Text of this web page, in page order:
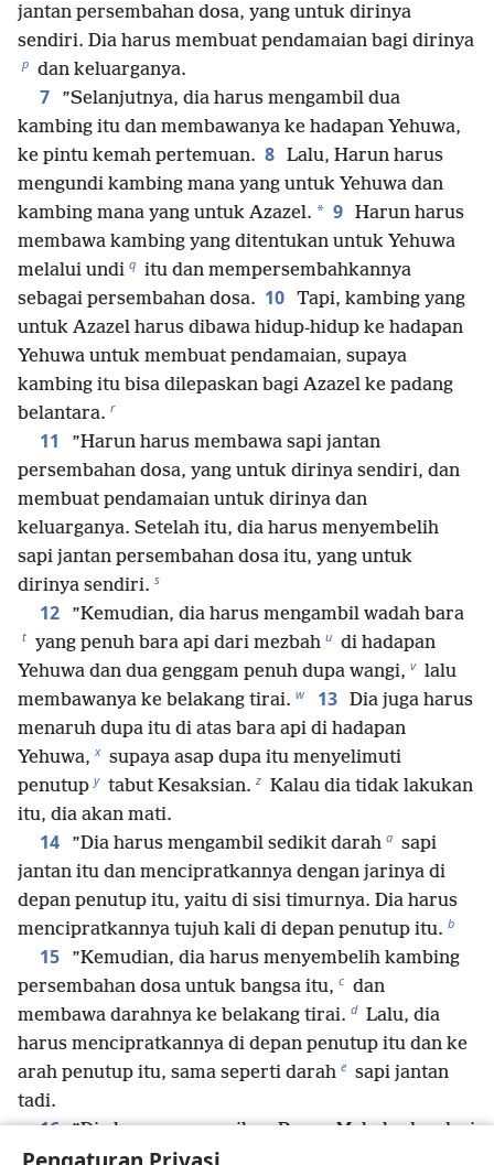
jantan persembahan dosa, yang untuk dirinya
sendiri. Dia harus membuat pendamaian bagi dirinya
p dan keluarganya.
7
”Selanjutnya, dia harus mengambil dua
kambing itu dan membawanya ke hadapan Yehuwa,
ke pintu kemah pertemuan. 8 Lalu, Harun harus
mengundi kambing mana yang untuk Yehuwa dan
kambing mana yang untuk Azazel. * 9 Harun harus
membawa kambing yang ditentukan untuk Yehuwa
melalui undi q itu dan mempersembahkannya
sebagai persembahan dosa. 10 Tapi, kambing yang
untuk Azazel harus dibawa hidup-hidup ke hadapan
Yehuwa untuk membuat pendamaian, supaya
kambing itu bisa dilepaskan bagi Azazel ke padang
belantara. r
11
”Harun harus membawa sapi jantan
persembahan dosa, yang untuk dirinya sendiri, dan
membuat pendamaian untuk dirinya dan
keluarganya. Setelah itu, dia harus menyembelih
sapi jantan persembahan dosa itu, yang untuk
dirinya sendiri. s
12 ”Kemudian, dia harus mengambil wadah bara
t yang penuh bara api dari mezbah u di hadapan
Yehuwa dan dua genggam penuh dupa wangi, v lalu
membawanya ke belakang tirai. w 13 Dia juga harus
menaruh dupa itu di atas bara api di hadapan
Yehuwa, x supaya asap dupa itu menyelimuti
penutup y tabut Kesaksian. z Kalau dia tidak lakukan
itu, dia akan mati.
14 ”Dia harus mengambil sedikit darah a sapi
jantan itu dan mencipratkannya dengan jarinya di
depan penutup itu, yaitu di sisi timurnya. Dia harus
mencipratkannya tujuh kali di depan penutup itu. b
15
”Kemudian, dia harus menyembelih kambing
persembahan dosa untuk bangsa itu, c dan
membawa darahnya ke belakang tirai. d Lalu, dia
harus mencipratkannya di depan penutup itu dan ke
arah penutup itu, sama seperti darah e sapi jantan
tadi.
16 ”Dia harus menyucikan Ruang Mahakudus dari
perbuatan najis, kesalahan, dan dosa orang-orang